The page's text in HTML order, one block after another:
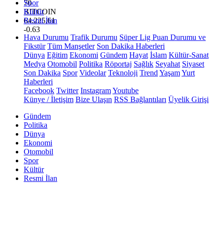
70
BITCOIN
64.225,61
-0.63
Spor
Kültür
Resmi İlan
Hava Durumu Trafik Durumu Süper Lig Puan Durumu ve
Fikstür Tüm Manşetler Son Dakika Haberleri
Dünya Eğitim Ekonomi Gündem Hayat İslam Kültür-Sanat
Medya Otomobil Politika Röportaj Sağlık Seyahat Siyaset
Son Dakika Spor Videolar Teknoloji Trend YaşamYurt
Haberleri
Facebook Twitter InstagramYoutube
Künye / İletişim Bize Ulaşın RSS Bağlantıları Üyelik Girişi
Gündem
Politika
Dünya
Ekonomi
Otomobil
Spor
Kültür
Resmi İlan